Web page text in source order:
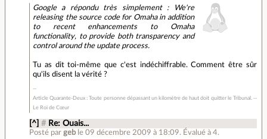
Google a répondu très simplement : We're
releasing the source code for Omaha in addition
to recent enhancements to Omaha
functionality, to provide both transparency and
control around the update process.
Tu as dit toi-même que c'est indéchiffrable. Comment être sûr
qu'ils disent la vérité ?
Article Quarante-Deux : Toute personne dépassant un kilomètre de haut doit quitter le Tribunal. --
Le Roi de Cœur
[^] # Re: Ouais...
Posté par geb le 09 décembre 2009 à 18:09. Évalué à 4.